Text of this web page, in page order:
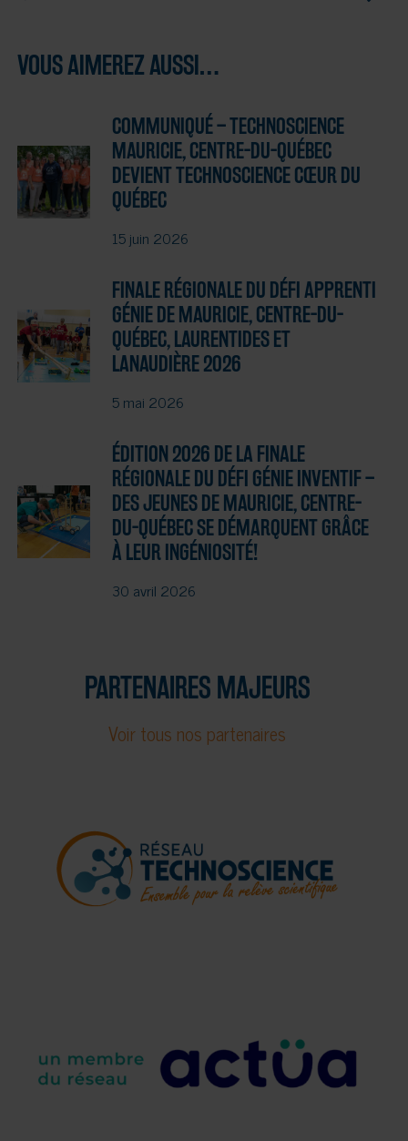
VOUS AIMEREZ AUSSI…
COMMUNIQUÉ – TECHNOSCIENCE
MAURICIE, CENTRE-DU-QUÉBEC
DEVIENT TECHNOSCIENCE CŒUR DU
QUÉBEC
15 juin 2026
FINALE RÉGIONALE DU DÉFI APPRENTI
GÉNIE DE MAURICIE, CENTRE-DU-
QUÉBEC, LAURENTIDES ET
LANAUDIÈRE 2026
5 mai 2026
ÉDITION 2026 DE LA FINALE
RÉGIONALE DU DÉFI GÉNIE INVENTIF –
DES JEUNES DE MAURICIE, CENTRE-
DU-QUÉBEC SE DÉMARQUENT GRÂCE
À LEUR INGÉNIOSITÉ!
30 avril 2026
PARTENAIRES MAJEURS
Voir tous nos partenaires